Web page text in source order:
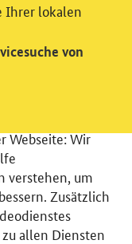
und Energie
/ oder
Webseite: Wir
verstehen, um
Zusätzlich
allen Diensten
Ihrer lokalen
von